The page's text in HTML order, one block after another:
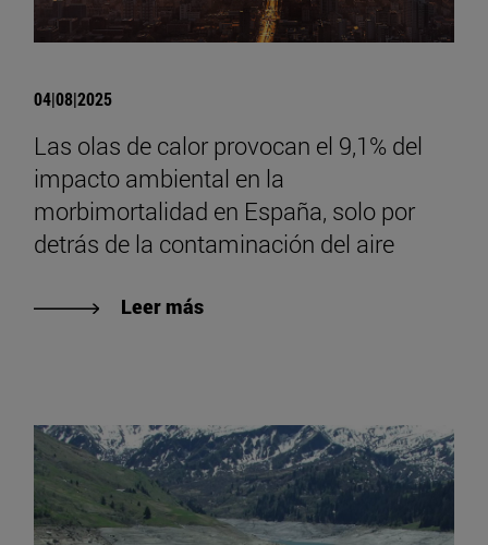
04|08|2025
Las olas de calor provocan el 9,1% del
impacto ambiental en la
morbimortalidad en España, solo por
detrás de la contaminación del aire
Leer más